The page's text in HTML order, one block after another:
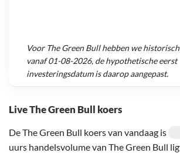
Live The Green Bull koers
De The Green Bull koers van vandaag is
uurs handelsvolume van The Green Bull
Voor The Green Bullhebben we
vanaf01-08-2026, de hypothetische eerst
investeringsdatum is daarop aangepast.